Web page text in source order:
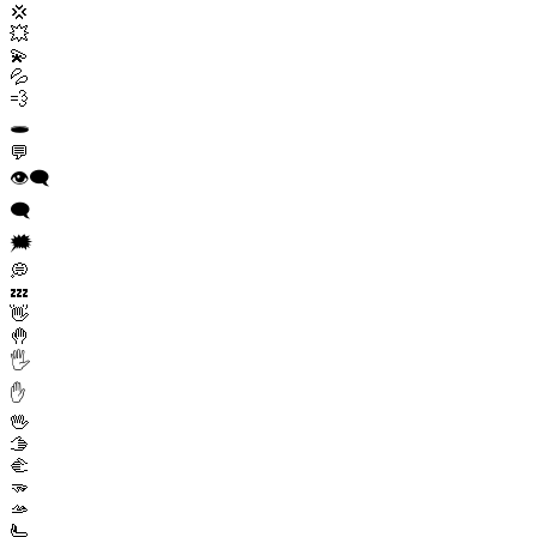
💢
💥
💫
💦
💨
🕳️
💬
👁️‍🗨️
🗨️
🗯️
💭
💤
👋
🤚
🖐️
✋
🖖
🫱
🫲
🫳
🫴
🫷